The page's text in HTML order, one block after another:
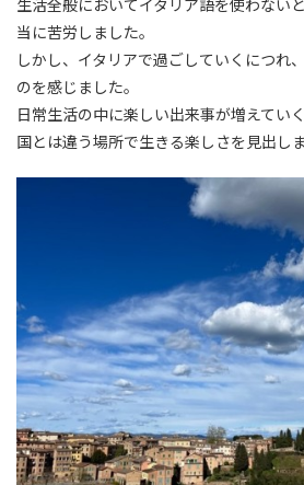
生活全般においてイタリア語を使わない
当に苦労しました。
しかし、イタリアで過ごしていくにつれ
のを感じました。
日常生活の中に楽しい出来事が増えてい
国とは違う場所で生きる楽しさを見出しま